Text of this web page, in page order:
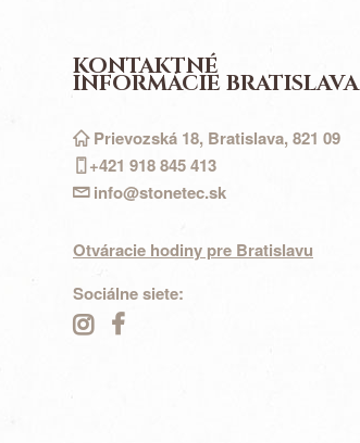
KONTAKTNÉ
INFORMÁCIE BRATISLAVA
Prievozská 18, Bratislava, 821 09
+421 918 845 413
info@stonetec.sk
Otváracie hodiny pre Bratislavu
Sociálne siete: